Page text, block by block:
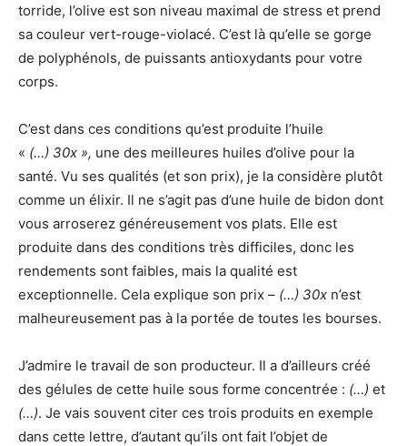
torride, l’olive est son niveau maximal de stress et prend
sa couleur vert-rouge-violacé. C’est là qu’elle se gorge
de polyphénols, de puissants antioxydants pour votre
corps.
C’est dans ces conditions qu’est produite l’huile
« (…) 30x », une des meilleures huiles d’olive pour la
santé. Vu ses qualités (et son prix), je la considère plutôt
comme un élixir. Il ne s’agit pas d’une huile de bidon dont
vous arroserez généreusement vos plats. Elle est
produite dans des conditions très difficiles, donc les
rendements sont faibles, mais la qualité est
exceptionnelle. Cela explique son prix – (…) 30x n’est
malheureusement pas à la portée de toutes les bourses.
J’admire le travail de son producteur. Il a d’ailleurs créé
des gélules de cette huile sous forme concentrée : (…) et
(…). Je vais souvent citer ces trois produits en exemple
dans cette lettre, d’autant qu’ils ont fait l’objet de